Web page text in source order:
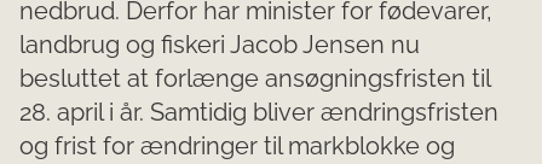
nedbrud. Derfor har minister for fødevarer,
landbrug og fiskeri Jacob Jensen nu
besluttet at forlænge ansøgningsfristen til
28. april i år. Samtidig bliver ændringsfristen
og frist for ændringer til markblokke og